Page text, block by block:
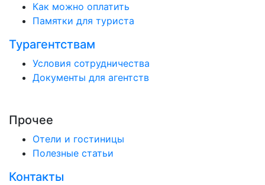
Как можно оплатить
Памятки для туриста
Турагентствам
Условия сотрудничества
Документы для агентств
Прочее
Отели и гостиницы
Полезные статьи
Контакты